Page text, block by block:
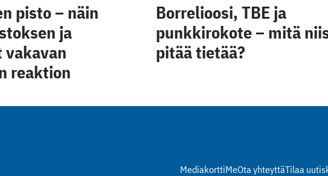
pisto – näin
ja
reaktion
Borrelioosi, TBE ja
punkkirokote – mitä
pitää tietää?
MediakorttiMeOta yhteyttäTilaa